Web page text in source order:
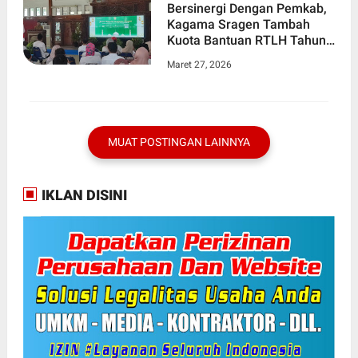
Bersinergi Dengan Pemkab,
Kagama Sragen Tambah
Kuota Bantuan RTLH Tahun
Maret 27, 2026
MUAT POSTINGAN LAINNYA
IKLAN DISINI